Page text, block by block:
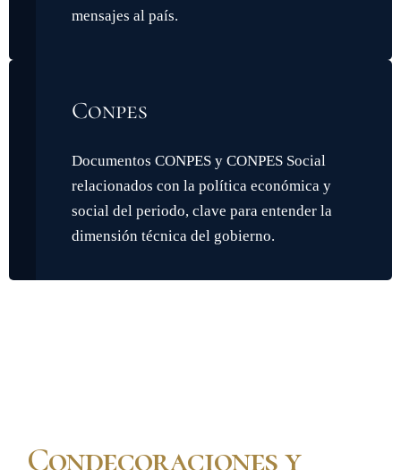
mensajes al país.
Conpes
Documentos CONPES y CONPES Social
relacionados con la política económica y
social del periodo, clave para entender la
dimensión técnica del gobierno.
Condecoraciones y